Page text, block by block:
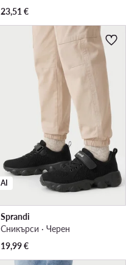
23,51 €
AI
Sprandi
Сникърси · Черен
19,99€